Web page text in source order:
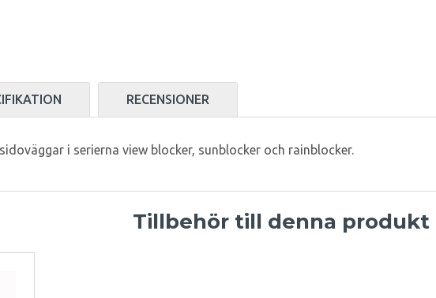
RECENSIONER
i serierna view blocker, sunblocker och rainblocker.
Tillbehör till denna produkt